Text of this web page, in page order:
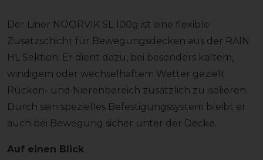
Der Liner NOORVIK SL 100g ist eine flexible
Zusatzschicht für Bewegungsdecken aus der RAIN
HL Sektion. Er dient dazu, bei besonders kaltem,
windigem oder wechselhaftem Wetter gezielt
Rücken- und Nierenbereich zusätzlich zu isolieren.
Durch sein spezielles Befestigungssystem bleibt er
auch bei Bewegung sicher unter der Decke.
Auf einen Blick